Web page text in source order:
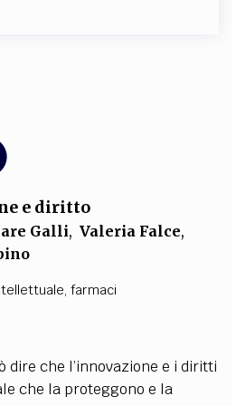
e diritto
Galli,Valeria Falce,
,farmaci
dire che l’innovazione e i diritti
che la proteggono e la